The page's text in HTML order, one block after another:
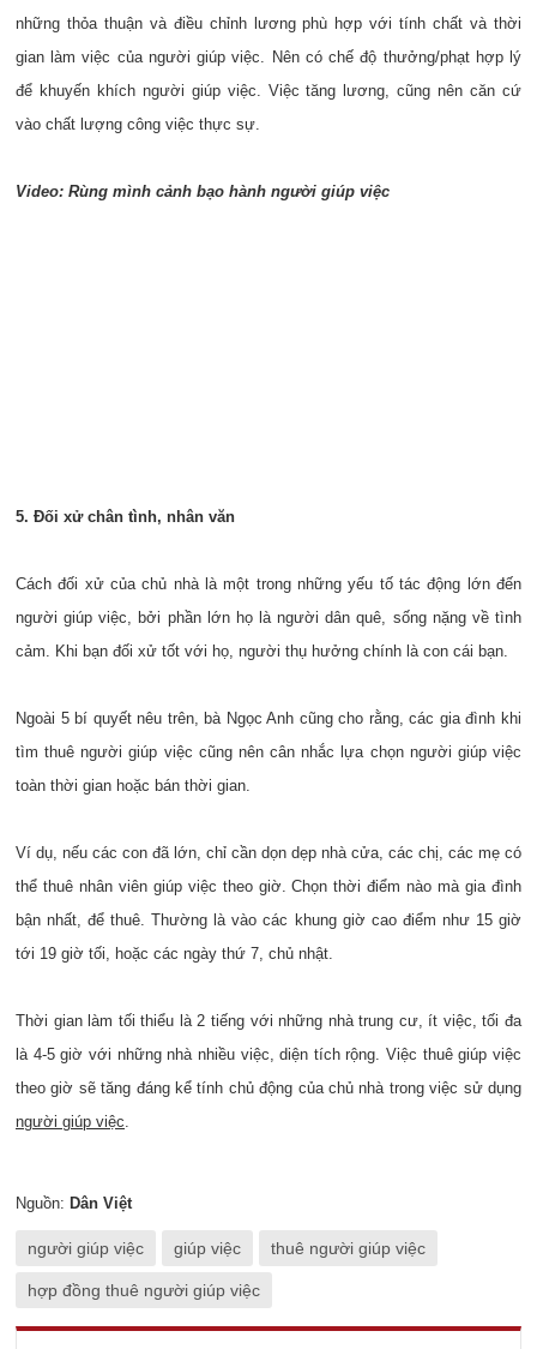
những thỏa thuận và điều chỉnh lương phù hợp với tính chất và thời
gian làm việc của người giúp việc. Nên có chế độ thưởng/phạt hợp lý
để khuyến khích người giúp việc. Việc tăng lương, cũng nên căn cứ
vào chất lượng công việc thực sự.
Video: Rùng mình cảnh bạo hành người giúp việc
5. Đối xử chân tình, nhân văn
Cách đối xử của chủ nhà là một trong những yếu tố tác động lớn đến
người giúp việc, bởi phần lớn họ là người dân quê, sống nặng về tình
cảm. Khi bạn đối xử tốt với họ, người thụ hưởng chính là con cái bạn.
Ngoài 5 bí quyết nêu trên, bà Ngọc Anh cũng cho rằng, các gia đình khi
tìm thuê người giúp việc cũng nên cân nhắc lựa chọn người giúp việc
toàn thời gian hoặc bán thời gian.
Ví dụ, nếu các con đã lớn, chỉ cần dọn dẹp nhà cửa, các chị, các mẹ có
thể thuê nhân viên giúp việc theo giờ. Chọn thời điểm nào mà gia đình
bận nhất, để thuê. Thường là vào các khung giờ cao điểm như 15 giờ
tới 19 giờ tối, hoặc các ngày thứ 7, chủ nhật.
Thời gian làm tối thiểu là 2 tiếng với những nhà trung cư, ít việc, tối đa
là 4-5 giờ với những nhà nhiều việc, diện tích rộng. Việc thuê giúp việc
theo giờ sẽ tăng đáng kể tính chủ động của chủ nhà trong việc sử dụng
người giúp việc.
Nguồn: Dân Việt
người giúp việc giúp việc thuê người giúp việc
hợp đồng thuê người giúp việc